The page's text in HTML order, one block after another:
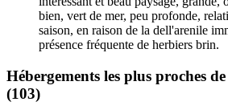
bien, vert de mer, peu profonde,
saison, en raison de la dell'arenile
présence fréquente de herbiers brin.
Hébergements les plus proches
(103)